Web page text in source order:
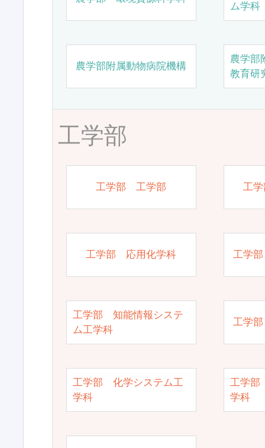
ム学科
農学部附属動物病院機構
農学部
教育研
工学部
工学部 工学部 工
工学部 応用化学科 工学
工学部 知能情報システ
ム工学科
工学
工学部 化学システム工
学科
工学部
学科